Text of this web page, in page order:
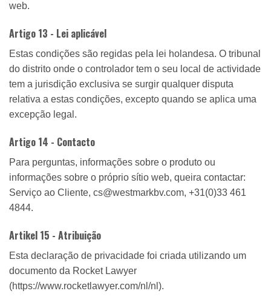
web.
Artigo 13 - Lei aplicável
Estas condições são regidas pela lei holandesa. O tribunal
do distrito onde o controlador tem o seu local de actividade
tem a jurisdição exclusiva se surgir qualquer disputa
relativa a estas condições, excepto quando se aplica uma
excepção legal.
Artigo 14 - Contacto
Para perguntas, informações sobre o produto ou
informações sobre o próprio sítio web, queira contactar:
Serviço ao Cliente, cs@westmarkbv.com, +31(0)33 461
4844.
Artikel 15 - Atribuição
Esta declaração de privacidade foi criada utilizando um
documento da Rocket Lawyer
(https://www.rocketlawyer.com/nl/nl).